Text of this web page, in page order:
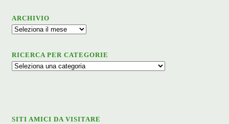
ARCHIVIO
Archivio
RICERCA PER CATEGORIE
Ricerca
SITI AMICI DA VISITARE